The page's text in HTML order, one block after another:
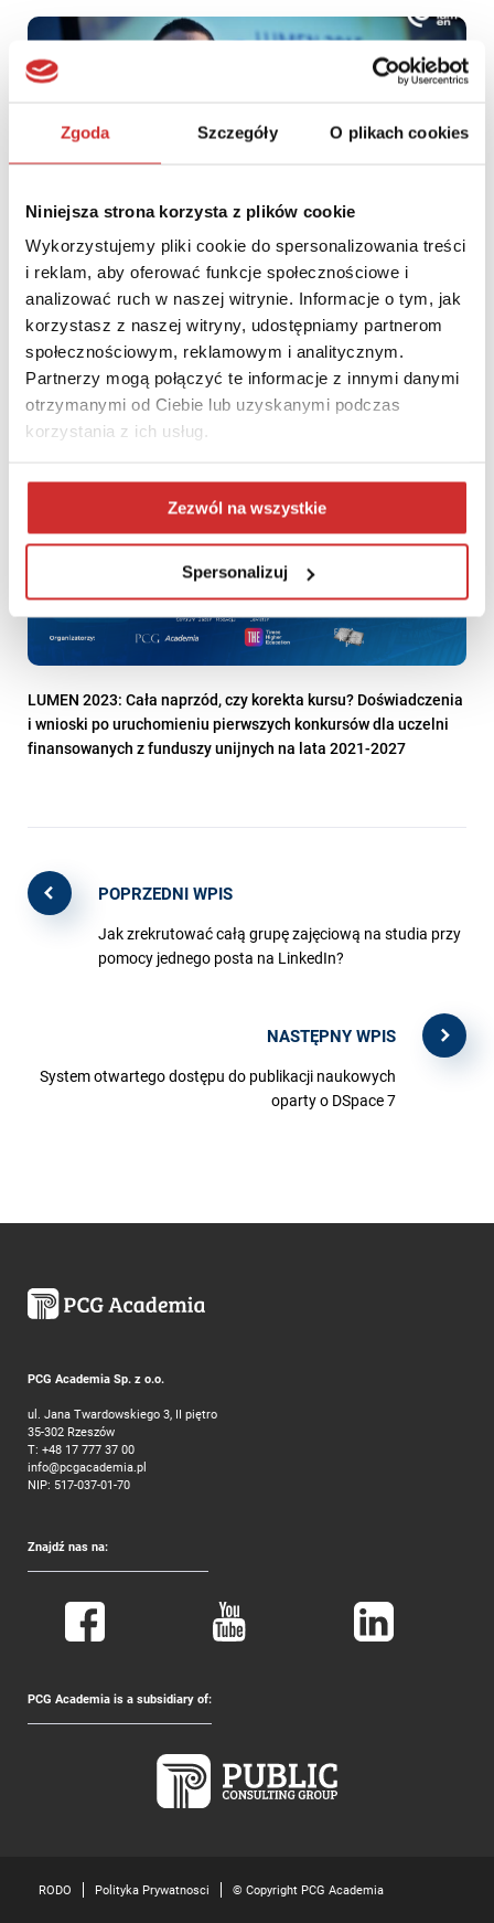
Zgoda Szczegóły O plikach cookies
Niniejsza strona korzysta z plików cookie
Wykorzystujemy pliki cookie do spersonalizowania treści
i reklam, aby oferować funkcje społecznościowe i
analizować ruch w naszej witrynie. Informacje o tym, jak
korzystasz z naszej witryny, udostępniamy partnerom
społecznościowym, reklamowym i analitycznym.
Partnerzy mogą połączyć te informacje z innymi danymi
otrzymanymi od Ciebie lub uzyskanymi podczas
korzystania z ich usług.
Zezwól na wszystkie
Spersonalizuj
Piotr Dmochowski-Lipski powołany członkiem Komisji ONZ
LUMEN 2023: Cała naprzód, czy korekta kursu? Doświadczenia
i wnioski po uruchomieniu pierwszych konkursów dla uczelni
finansowanych z funduszy unijnych na lata 2021-2027
POPRZEDNI WPIS
Jak zrekrutować całą grupę zajęciową na studia przy
pomocy jednego posta na LinkedIn?
NASTĘPNY WPIS
System otwartego dostępu do publikacji naukowych
oparty o DSpace 7
PCG Academia Sp. z o.o.
ul. Jana Twardowskiego 3, II piętro
35-302 Rzeszów
T: +48 17 777 37 00
info@pcgacademia.pl
NIP: 517-037-01-70
Znajdź nas na:
PCG Academia is a subsidiary of:
RODO Polityka Prywatnosci © Copyright PCG Academia